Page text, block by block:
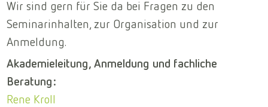
Wir sind gern für Sie da bei Fragen zu den
Seminarinhalten, zur Organisation und zur
Anmeldung.
Akademieleitung, Anmeldung und fachliche
Beratung:
Rene Kroll